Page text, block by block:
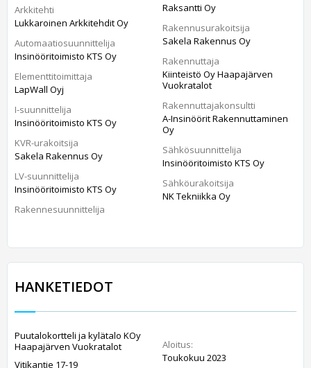
Arkkitehti
Lukkaroinen Arkkitehdit Oy
Automaatiosuunnittelija
Insinööritoimisto KTS Oy
Elementtitoimittaja
LapWall Oyj
I-suunnittelija
Insinööritoimisto KTS Oy
KVR-urakoitsija
Sakela Rakennus Oy
LV-suunnittelija
Insinööritoimisto KTS Oy
Rakennesuunnittelija
Raksantti Oy
Rakennusurakoitsija
Sakela Rakennus Oy
Rakennuttaja
Kiinteistö Oy Haapajärven
Vuokratalot
Rakennuttajakonsultti
A-Insinöörit Rakennuttaminen
Oy
Sähkösuunnittelija
Insinööritoimisto KTS Oy
Sähköurakoitsija
NK Tekniikka Oy
HANKETIEDOT
Puutalokortteli ja kylätalo KOy
Haapajärven Vuokratalot
Vitikantie 17-19
Aloitus:
Toukokuu 2023